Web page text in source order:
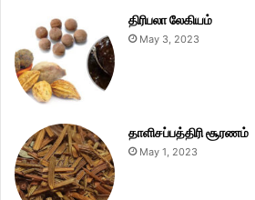
திரிபலா லேகியம்
May 3, 2023
தாளிசப்பத்திரி சூரணம்
May 1, 2023